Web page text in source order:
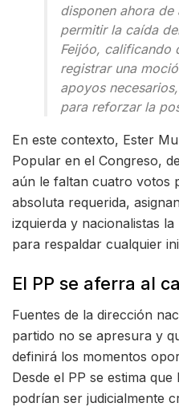
disponen ahora de
permitir la caída
Feijóo, calificando
registrar una
apoyos
para reforzar la
En este contexto, Ester
Popular en el Congreso,
aún le faltan cuatro votos
absoluta requerida,
izquierda y nacionalistas
para respaldar cualquier
El PP se aferra al
Fuentes de la dirección
partido no se apresura y
definirá los momentos
Desde el PP se estima
podrían ser judicialmente